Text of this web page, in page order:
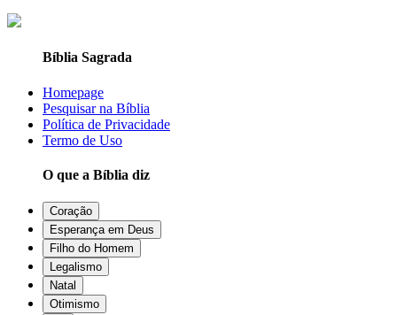
Bíblia Sagrada
Homepage
Pesquisar na Bíblia
Política de Privacidade
Termo de Uso
O que a Bíblia diz
Coração
Esperança em Deus
Filho do Homem
Legalismo
Natal
Otimismo